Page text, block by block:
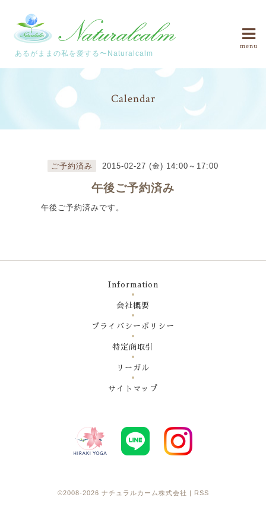
あるがままの私を愛する〜Naturalcalm
menu
Calendar
ご予約済み 2015-02-27 (金) 14:00～17:00
午後ご予約済み
午後ご予約済みです。
Information
会社概要
プライバシーポリシー
特定商取引
リーガル
サイトマップ
©2008-2026 ナチュラルカーム株式会社 RSS